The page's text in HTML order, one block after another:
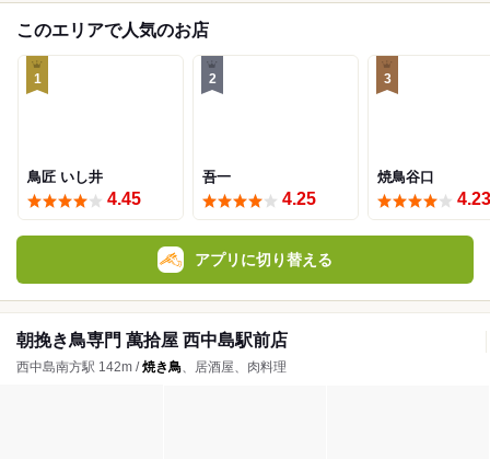
このエリアで人気のお店
1
鳥匠 いし井
4.45
2
吾一
4.25
3
焼鳥谷口
4.23
アプリに切り替える
朝挽き鳥専門 萬拾屋 西中島駅前店
西中島南方駅 142m /焼き鳥、居酒屋、肉料理